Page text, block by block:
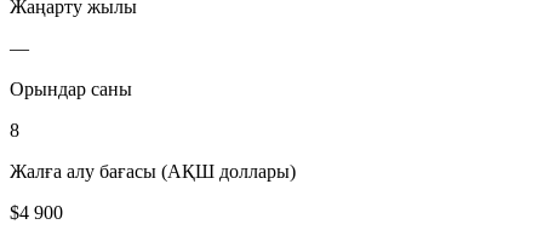
Жаңарту жылы
—
Орындар саны
8
Жалға алу бағасы (АҚШ доллары)
$4 900